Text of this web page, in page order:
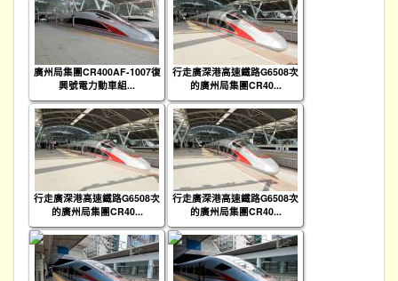
廣州局集團CR400AF-1007復
興號電力動車組...
行走廣深港高速鐵路G6508次
的廣州局集團CR40...
行走廣深港高速鐵路G6508次
的廣州局集團CR40...
行走廣深港高速鐵路G6508次
的廣州局集團CR40...